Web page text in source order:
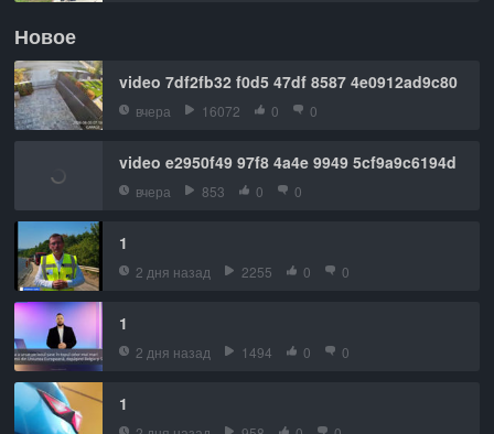
Новое
video 7df2fb32 f0d5 47df 8587 4e0912ad9c80
вчера 16072 0 0
video e2950f49 97f8 4a4e 9949 5cf9a9c6194d
вчера 853 0 0
1
2 дня назад 2255 0 0
1
2 дня назад 1494 0 0
1